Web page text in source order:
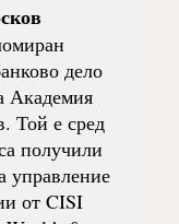
дело
Академия
Той е сред
получили
управление
от CISI